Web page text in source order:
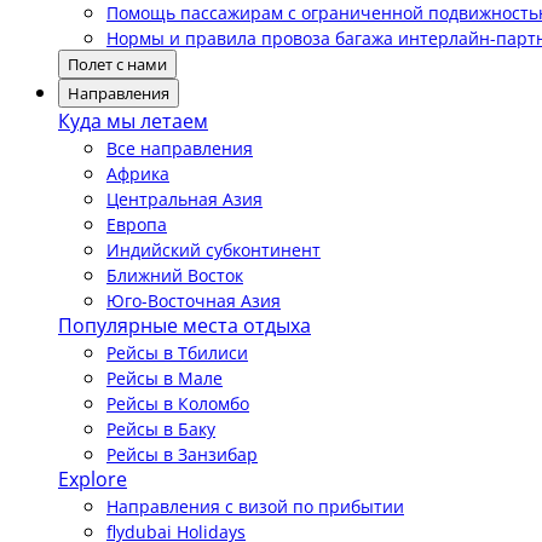
Помощь пассажирам с ограниченной
Нормы и правила провоза багажа интерлайн-
Полет с нами
Направления
Куда мы летаем
Все направления
Африка
Центральная Азия
Европа
Индийский субконтинент
Ближний Восток
Юго-Восточная Азия
Популярные места отдыха
Рейсы в Тбилиси
Рейсы в Мале
Рейсы в Коломбо
Рейсы в Баку
Рейсы в Занзибар
Explore
Направления с визой по прибытии
flydubai Holidays